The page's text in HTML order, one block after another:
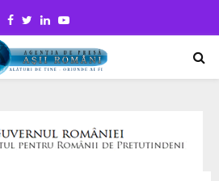
Facebook
TwitterLinkedinYoutube